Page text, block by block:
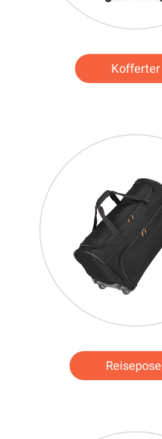
Kofferter